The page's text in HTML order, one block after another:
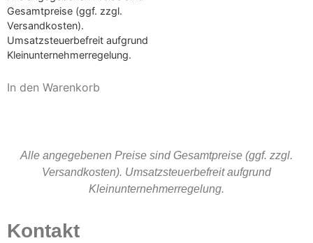
Gesamtpreise (ggf. zzgl.
Versandkosten).
Umsatzsteuerbefreit aufgrund
Kleinunternehmerregelung.
In den Warenkorb
Alle angegebenen Preise sind Gesamtpreise (ggf. zzgl.
Versandkosten). Umsatzsteuerbefreit aufgrund
Kleinunternehmerregelung.
Kontakt